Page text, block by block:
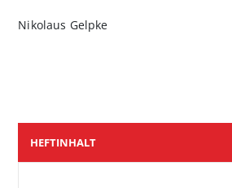
Nikolaus Gelpke
HEFTINHALT